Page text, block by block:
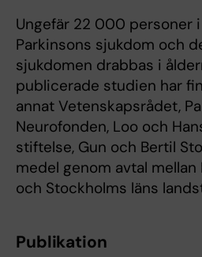
Ungefär 22 000 personer
Parkinsons sjukdom och
sjukdomen drabbas i
publicerade studien har
annat Vetenskapsrådet,
Neurofonden, Loo och
stiftelse, Gun och Bertil
medel genom avtal
och Stockholms läns
Publikation